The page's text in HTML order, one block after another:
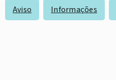
Aviso
Informações